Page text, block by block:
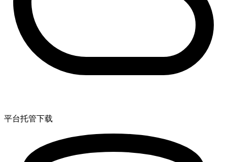
平台托管下载